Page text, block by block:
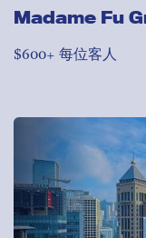
Madame Fu
$600+ 每位客人